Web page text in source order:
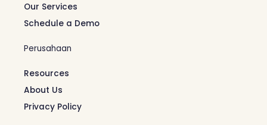
Our Services
Schedule a Demo
Perusahaan
Resources
About Us
Privacy Policy